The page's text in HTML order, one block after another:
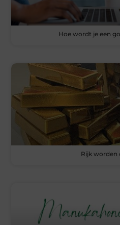
Hoe wordt je een
Rijk worden